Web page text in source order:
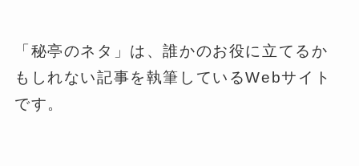
「秘亭のネタ」は、誰かのお役に立てるか
もしれない記事を執筆しているWebサイト
です。